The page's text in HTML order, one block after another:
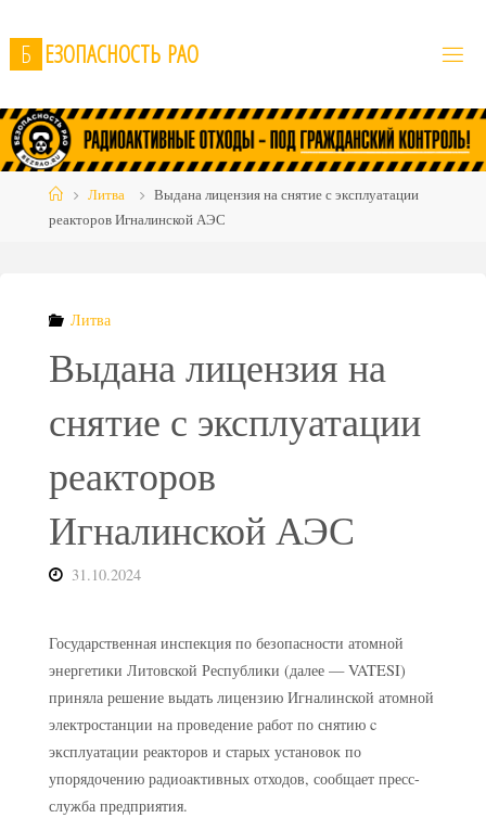
to
content
Б ЕЗОПАСНОСТЬ РАО
HomeЛитва
Выдана лицензия на снятие с эксплуатации
реакторов Игналинской АЭС
Литва
Выдана лицензия на
снятие с эксплуатации
реакторов
Игналинской АЭС
31.10.2024
Государственная инспекция по безопасности атомной
энергетики Литовской Республики (далее — VATESI)
приняла решение выдать лицензию Игналинской атомной
электростанции на проведение работ по снятию c
эксплуатации реакторов и старых установок по
упорядочению радиоактивных отходов, сообщает пресс-
служба предприятия.